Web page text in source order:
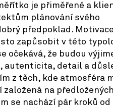
je přiměřené a
plánování svého
předpoklad.
zapůsobit v této
očekává, že budou
autenticita, detail a
z těch, kde atmosféra
založená na předložených
se nachází pár kroků od